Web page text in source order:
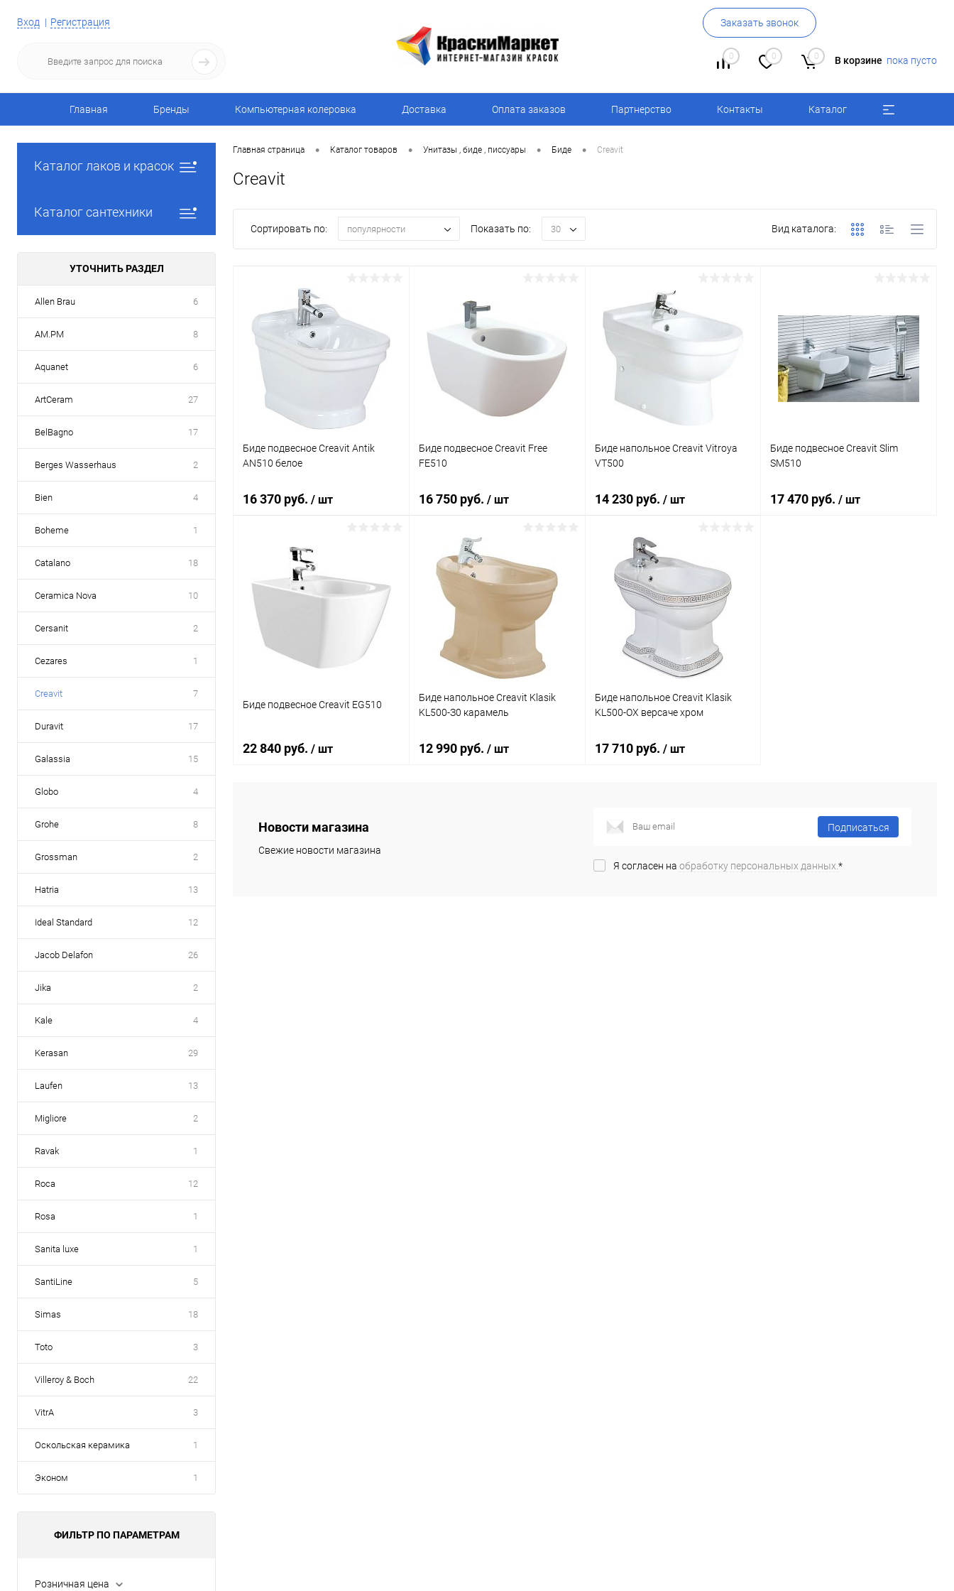
Вход Регистрация Заказать звонок
0 0 0 В корзине пока пусто
Главная Бренды Компьютерная колеровка Доставка Оплата заказов Партнерство Контакты Каталог
Каталог лаков и красок
Каталог сантехники
УТОЧНИТЬ РАЗДЕЛ
Allen Brau 6
AM.PM 8
Aquanet 6
ArtCeram 27
BelBagno 17
Berges Wasserhaus 2
Bien 4
Boheme 1
Catalano 18
Ceramica Nova 10
Cersanit 2
Cezares 1
Creavit 7
Duravit 17
Galassia 15
Globo 4
Grohe 8
Grossman 2
Hatria 13
Ideal Standard 12
Jacob Delafon 26
Jika 2
Kale 4
Kerasan 29
Laufen 13
Migliore 2
Ravak 1
Roca 12
Rosa 1
Sanita luxe 1
SantiLine 5
Simas 18
Toto 3
Villeroy & Boch 22
VitrA 3
Оскольская керамика 1
Эконом 1
ФИЛЬТР ПО ПАРАМЕТРАМ
Розничная цена
Главная страница • Каталог товаров • Унитазы , биде , писсуары • Биде • Creavit
Creavit
Сортировать по: популярности Показать по: 30 Вид каталога:
Биде подвесное Creavit Antik
AN510 белое
16 370 руб. / шт
В корзину
Купить в 1 клик Сравнение
Под заказ
Биде подвесное Creavit Free
FE510
16 750 руб. / шт
В корзину
Купить в 1 клик Сравнение
В избранное Под заказ
Биде напольное Creavit Vitroya
VT500
14 230 руб. / шт
В корзину
Купить в 1 клик Сравнение
В избранное Под заказ
Биде подвесное Creavit Slim
SM510
17 470 руб./ шт
Биде подвесное Creavit EG510
22 840 руб. / шт
Купить в 1 клик
Биде напольное Creavit Klasik
KL500-З0 карамель
12 990 руб. / шт
Биде напольное Creavit Klasik
KL500-OX версаче хром
17 710 руб. / шт
В избранное Под заказ
Новости магазина
Свежие новости магазина
Подписаться
Я согласен на обработку персональных данных. *